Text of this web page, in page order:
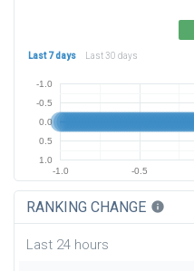
Last 7 days Last 30 days
-1.0 -0.5
-1.0
-0.5
0.0
0.5
1.0
RANKING CHANGE info
Last 24 hours